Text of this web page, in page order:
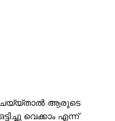
ആരുടെ
വെക്കാം എന്ന്